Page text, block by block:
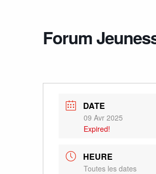
Forum
DATE
09 Avr 2025
Expired!
HEURE
Toutes les dates